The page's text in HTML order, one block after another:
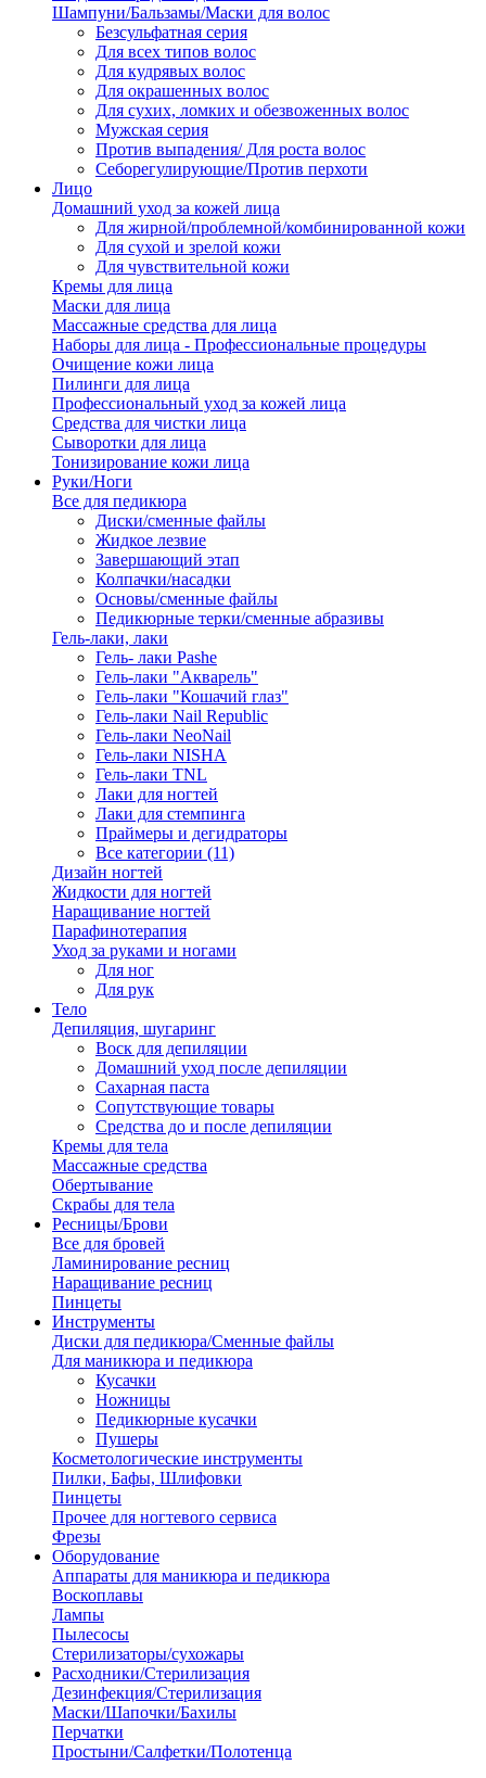
Шампуни/Бальзамы/Маски для волос
Безсульфатная серия
Для всех типов волос
Для кудрявых волос
Для окрашенных волос
Для сухих, ломких и обезвоженных волос
Мужская серия
Против выпадения/ Для роста волос
Себорегулирующие/Против перхоти
Лицо
Домашний уход за кожей лица
Для жирной/проблемной/комбинированной кожи
Для сухой и зрелой кожи
Для чувствительной кожи
Кремы для лица
Маски для лица
Массажные средства для лица
Наборы для лица - Профессиональные процедуры
Очищение кожи лица
Пилинги для лица
Профессиональный уход за кожей лица
Средства для чистки лица
Сыворотки для лица
Тонизирование кожи лица
Руки/Ноги
Все для педикюра
Диски/сменные файлы
Жидкое лезвие
Завершающий этап
Колпачки/насадки
Основы/сменные файлы
Педикюрные терки/сменные абразивы
Гель-лаки, лаки
Гель- лаки Pashe
Гель-лаки "Акварель"
Гель-лаки "Кошачий глаз"
Гель-лаки Nail Republic
Гель-лаки NeoNail
Гель-лаки NISHA
Гель-лаки TNL
Лаки для ногтей
Лаки для стемпинга
Праймеры и дегидраторы
Все категории (11)
Дизайн ногтей
Жидкости для ногтей
Наращивание ногтей
Парафинотерапия
Уход за руками и ногами
Для ног
Для рук
Тело
Депиляция, шугаринг
Воск для депиляции
Домашний уход после депиляции
Сахарная паста
Сопутствующие товары
Средства до и после депиляции
Кремы для тела
Массажные средства
Обертывание
Скрабы для тела
Ресницы/Брови
Все для бровей
Ламинирование ресниц
Наращивание ресниц
Пинцеты
Инструменты
Диски для педикюра/Сменные файлы
Для маникюра и педикюра
Кусачки
Ножницы
Педикюрные кусачки
Пушеры
Косметологические инструменты
Пилки, Бафы, Шлифовки
Пинцеты
Прочее для ногтевого сервиса
Фрезы
Оборудование
Аппараты для маникюра и педикюра
Воскоплавы
Лампы
Пылесосы
Стерилизаторы/сухожары
Расходники/Стерилизация
Дезинфекция/Стерилизация
Маски/Шапочки/Бахилы
Перчатки
Простыни/Салфетки/Полотенца